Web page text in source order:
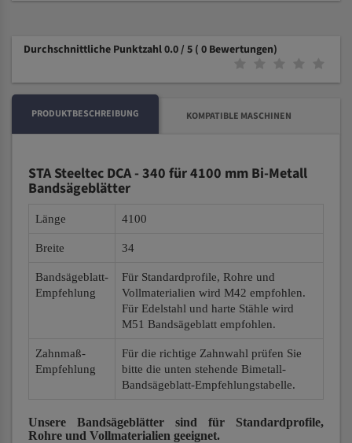
Durchschnittliche Punktzahl 0.0 / 5 ( 0 Bewertungen)
PRODUKTBESCHREIBUNG KOMPATIBLE MASCHINEN
STA Steeltec DCA - 340 für 4100 mm Bi-Metall
Bandsägeblätter
Länge 4100
Breite 34
Bandsägeblatt-
Empfehlung
Für Standardprofile, Rohre und
Vollmaterialien wird M42 empfohlen.
Für Edelstahl und harte Stähle wird
M51 Bandsägeblatt empfohlen.
Zahnmaß-
Empfehlung
Für die richtige Zahnwahl prüfen Sie
bitte die unten stehende Bimetall-
Bandsägeblatt-Empfehlungstabelle.
Unsere Bandsägeblätter sind für Standardprofile,
Rohre und Vollmaterialien geeignet.